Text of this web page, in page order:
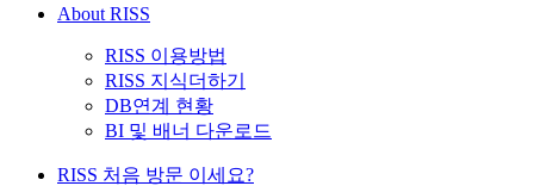
About RISS
RISS 이용방법
RISS 지식더하기
DB연계 현황
BI 및 배너 다운로드
RISS 처음 방문 이세요?